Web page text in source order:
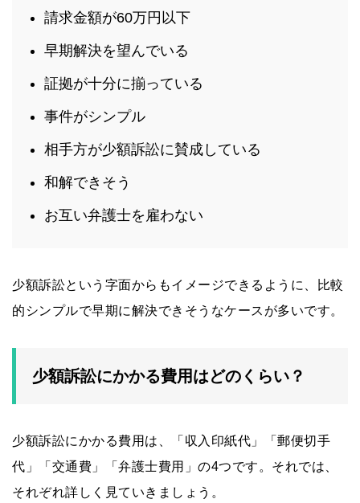
請求金額が60万円以下
早期解決を望んでいる
証拠が十分に揃っている
事件がシンプル
相手方が少額訴訟に賛成している
和解できそう
お互い弁護士を雇わない
少額訴訟という字面からもイメージできるように、比較
的シンプルで早期に解決できそうなケースが多いです。
少額訴訟にかかる費用はどのくらい？
少額訴訟にかかる費用は、「収入印紙代」「郵便切手
代」「交通費」「弁護士費用」の4つです。それでは、
それぞれ詳しく見ていきましょう。